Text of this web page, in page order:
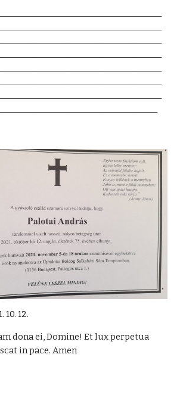
10. 12.
dona ei, Domine! Et lux perpetua
in pace. Amen